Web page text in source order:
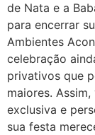
de Nata e a
para encerrar
Ambientes
celebração
privativos que
maiores.
exclusiva e
sua festa